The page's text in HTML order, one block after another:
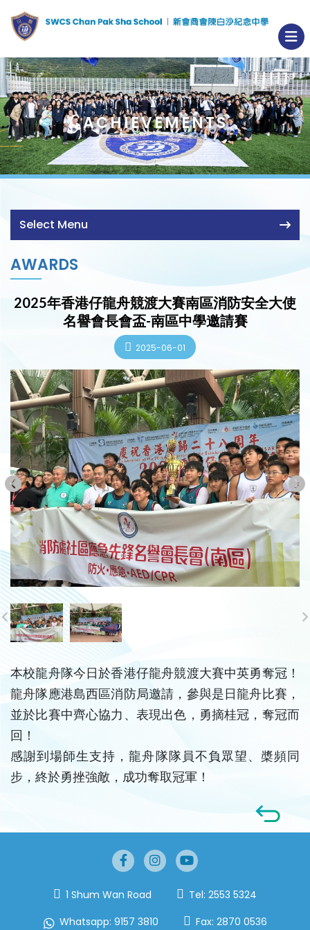
ACHIEVEMENTS
Select Menu
AWARDS
2025年香港仔龍舟競渡大賽南區消防安全大使
名譽會長會盃-南區中學邀請賽
2025-06-01
本校龍舟隊今日於香港仔龍舟競渡大賽中英勇奪冠！
龍舟隊應港島西區消防局邀請，參與是日龍舟比賽，
並於比賽中齊心協力、表現出色，勇摘桂冠，奪冠而
回！
感謝到場師生支持，龍舟隊隊員不負眾望、槳頻同
步，終於勇挫強敵，成功奪取冠軍！
1 Shum Wan Road Tel: 2553 5324
Whatsapp: 9157 3810 Fax: 2870 0536